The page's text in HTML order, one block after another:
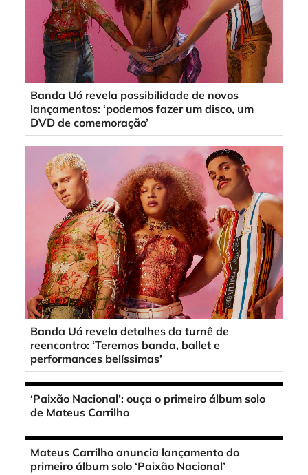
Banda Uó revela possibilidade de novos
lançamentos: ‘podemos fazer um disco, um
DVD de comemoração’
Banda Uó revela detalhes da turnê de
reencontro: ‘Teremos banda, ballet e
performances belíssimas’
‘Paixão Nacional’: ouça o primeiro álbum solo
de Mateus Carrilho
Mateus Carrilho anuncia lançamento do
primeiro álbum solo ‘Paixão Nacional’